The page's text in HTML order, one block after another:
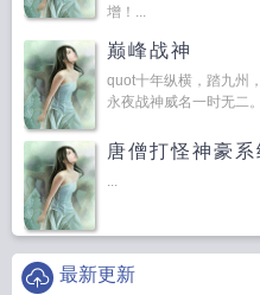
增！...
巅峰战神
quot十年纵横，踏九州
永夜战神威名一时无二
唐僧打怪神豪系
...
最新更新